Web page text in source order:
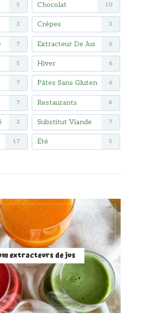
5 Chocolat 10
3 Crêpes 3
7 Extracteur De Jus 6
5 Hiver 6
7 Pâtes Sans Gluten 6
7 Restaurants 4
3 Substitut Viande 7
17 Été 5
extracteurs de jus